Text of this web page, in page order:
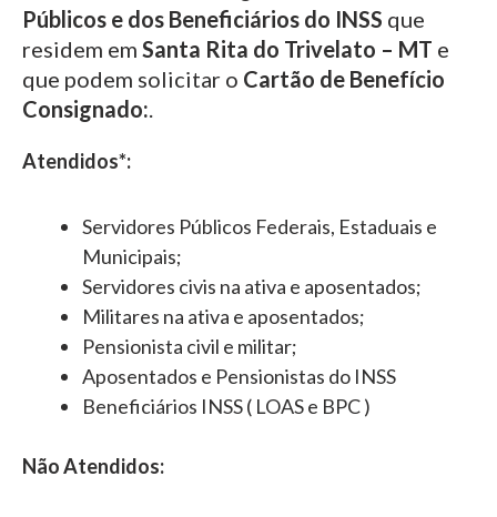
Públicos e dos Beneficiários do INSS que
residem em Santa Rita do Trivelato – MT e
que podem solicitar o Cartão de Benefício
Consignado:.
Atendidos*:
Servidores Públicos Federais, Estaduais e
Municipais;
Servidores civis na ativa e aposentados;
Militares na ativa e aposentados;
Pensionista civil e militar;
Aposentados e Pensionistas do INSS
Beneficiários INSS ( LOAS e BPC )
Não Atendidos: